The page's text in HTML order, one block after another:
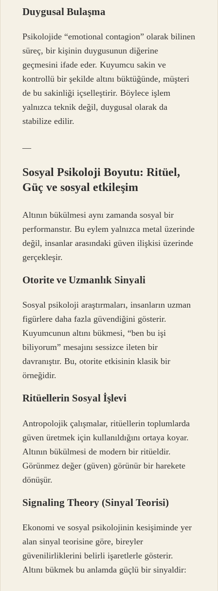
Duygusal Bulaşma
Psikolojide “emotional contagion” olarak bilinen
süreç, bir kişinin duygusunun diğerine
geçmesini ifade eder. Kuyumcu sakin ve
kontrollü bir şekilde altını büktüğünde, müşteri
de bu sakinliği içselleştirir. Böylece işlem
yalnızca teknik değil, duygusal olarak da
stabilize edilir.
—
Sosyal Psikoloji Boyutu: Ritüel,
Güç vesosyal etkileşim
Altının bükülmesi aynı zamanda sosyal bir
performanstır. Bu eylem yalnızca metal üzerinde
değil, insanlar arasındaki güven ilişkisi üzerinde
gerçekleşir.
Otorite ve Uzmanlık Sinyali
Sosyal psikoloji araştırmaları, insanların uzman
figürlere daha fazla güvendiğini gösterir.
Kuyumcunun altını bükmesi, “ben bu işi
biliyorum” mesajını sessizce ileten bir
davranıştır. Bu, otorite etkisinin klasik bir
örneğidir.
Ritüellerin Sosyal İşlevi
Antropolojik çalışmalar, ritüellerin toplumlarda
güven üretmek için kullanıldığını ortaya koyar.
Altının bükülmesi de modern bir ritüeldir.
Görünmez değer (güven) görünür bir harekete
dönüşür.
Signaling Theory (Sinyal Teorisi)
Ekonomi ve sosyal psikolojinin kesişiminde yer
alan sinyal teorisine göre, bireyler
güvenilirliklerini belirli işaretlerle gösterir.
Altını bükmek bu anlamda güçlü bir sinyaldir: